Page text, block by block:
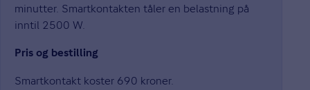
minutter. Smartkontakten tåler en belastning på
inntil 2500 W.
Pris og bestilling
Smartkontakt koster 690 kroner.